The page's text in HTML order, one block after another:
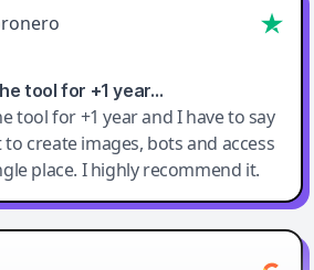
tool for +1 year…
tool for +1 year and I have to say
to create images, bots and access
place. I highly recommend it.